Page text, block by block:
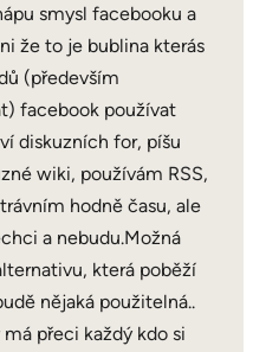
smysl facebooku a
že to je bublina kterás
(především
facebook používat
diskuzních for, píšu
wiki, používám RSS,
hodně času, ale
a nebudu.Možná
která poběží
nějaká použitelná..
přeci každý kdo si